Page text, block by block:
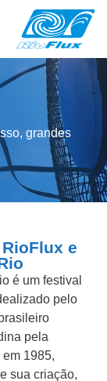
grandes
e
é um festival
pelo
pela
1985,
sua criação,